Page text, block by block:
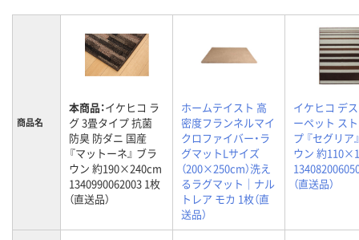
商品名
本商品：イケヒコ ラ
グ 3畳タイプ 抗菌
防臭 防ダニ 国産
『マットーネ』 ブラ
ウン 約190×240cm
1340990062003 1枚
（直送品）
ホームテイスト 高
密度フランネルマイ
クロファイバー・ラ
グマットLサイズ
（200×250cm）洗え
るラグマット｜ナル
トレア モカ 1枚（直
送品）
イケヒコ デ
ーペット ス
プ 『セグリア
ウン 約
（直送品）